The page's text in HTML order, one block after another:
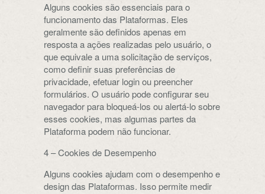
Alguns cookies são essenciais para o
funcionamento das Plataformas. Eles
geralmente são definidos apenas em
resposta a ações realizadas pelo usuário, o
que equivale a uma solicitação de serviços,
como definir suas preferências de
privacidade, efetuar login ou preencher
formulários. O usuário pode configurar seu
navegador para bloqueá-los ou alertá-lo sobre
esses cookies, mas algumas partes da
Plataforma podem não funcionar.
4 – Cookies de Desempenho
Alguns cookies ajudam com o desempenho e
design das Plataformas. Isso permite medir